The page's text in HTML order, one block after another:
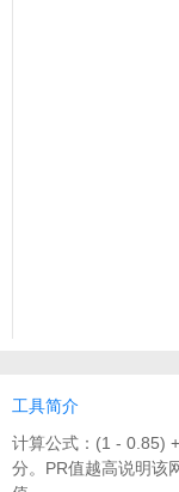
工具简介
计算公式：(1 - 0.85)
分。PR值越高说明该